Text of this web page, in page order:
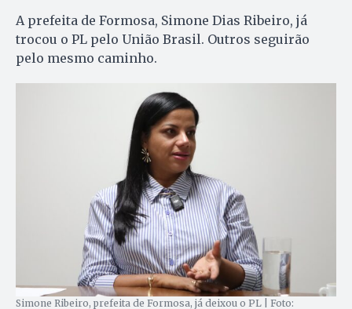
A prefeita de Formosa, Simone Dias Ribeiro, já
trocou o PL pelo União Brasil. Outros seguirão
pelo mesmo caminho.
Simone Ribeiro, prefeita de Formosa, já deixou o PL | Foto: